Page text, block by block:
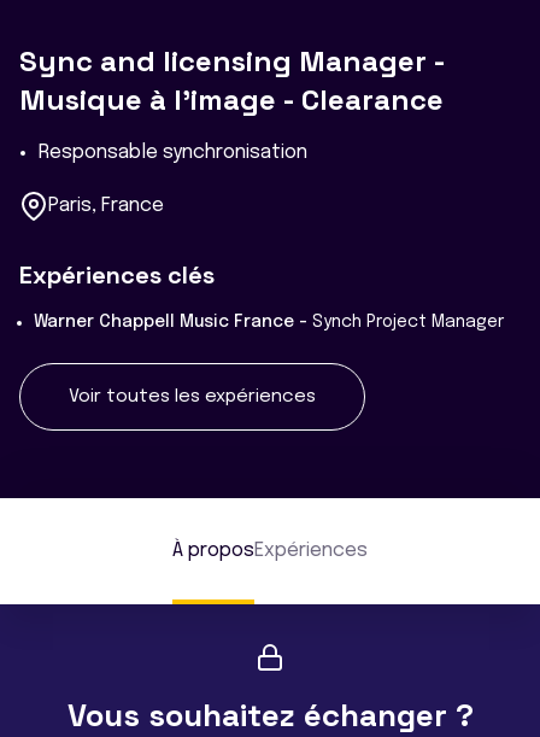
Sync and licensing Manager -
Musique à l'image - Clearance
Responsable synchronisation
Paris, France
Expériences clés
Warner Chappell Music France - Synch Project Manager
Voir toutes les expériences
À proposExpériences
Vous souhaitez échanger ?